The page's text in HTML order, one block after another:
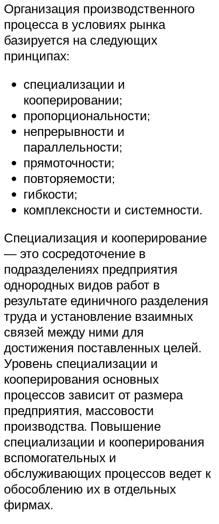
Организация производственного
процесса в условиях рынка
базируется на следующих
принципах:
специализации и
кооперировании;
пропорциональности;
непрерывности и
параллельности;
прямоточности;
повторяемости;
гибкости;
комплексности и системности.
Специализация и кооперирование
— это сосредоточение в
подразделениях предприятия
однородных видов работ в
результате единичного разделения
труда и установление взаимных
связей между ними для
достижения поставленных целей.
Уровень специализации и
кооперирования основных
процессов зависит от размера
предприятия, массовости
производства. Повышение
специализации и кооперирования
вспомогательных и
обслуживающих процессов ведет к
обособлению их в отдельных
фирмах.